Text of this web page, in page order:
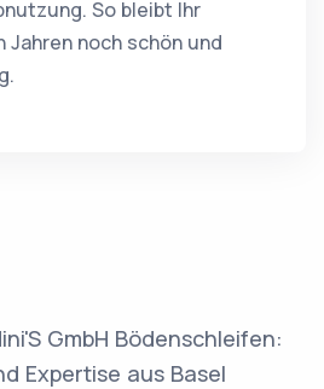
So bleibt Ihr
Jahren noch schön und
GmbH Bödenschleifen:
Expertise aus Basel